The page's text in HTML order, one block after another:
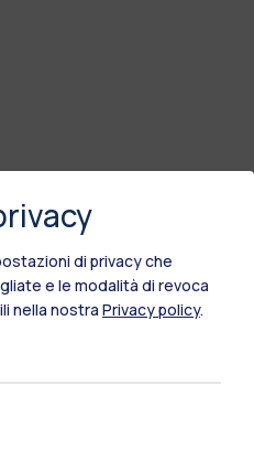
di privacy che
e le modalità di revoca
nella nostra Privacy policy.